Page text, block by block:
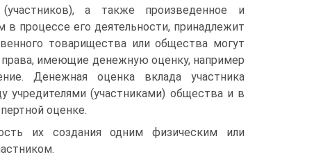
а также произведенное и
процессе его деятельности, принадлежит
товарищества или общества могут
имеющие денежную оценку, например
Денежная оценка вклада участника
учредителями (участниками) общества и в
оценке.
их создания одним физическим или